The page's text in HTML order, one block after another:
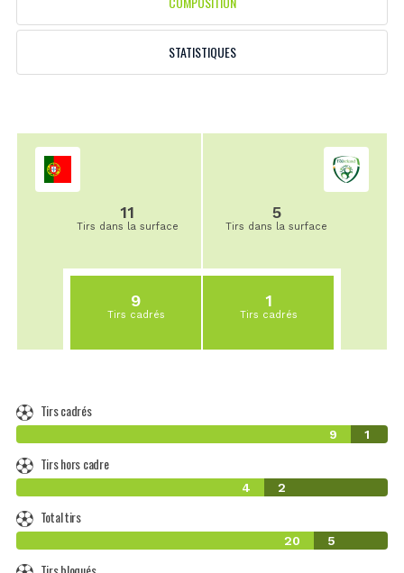
STATISTIQUES
11
Tirs dans la surface
9
Tirs cadrés
5
Tirs dans la surface
1
Tirs cadrés
Tirs cadrés
9 1
Tirs hors cadre
4 2
Total tirs
20 5